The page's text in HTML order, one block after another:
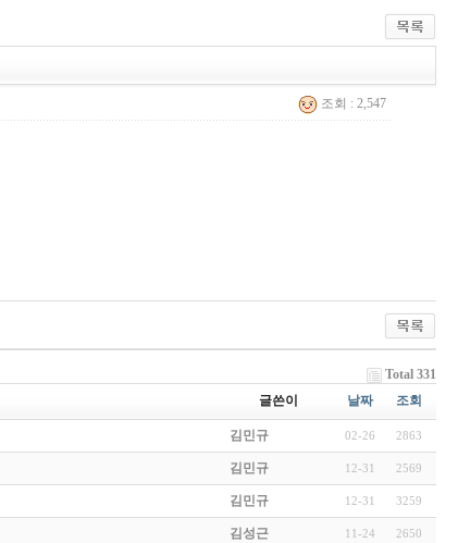
조회 : 2,547
Total 331
글쓴이 날짜 조회
김민규 02-26 2863
김민규 12-31 2569
김민규 12-31 3259
김성근 11-24 2650